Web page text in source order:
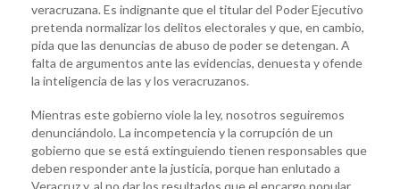
veracruzana. Es indignante que el titular del Poder Ejecutivo
pretenda normalizar los delitos electorales y que, en cambio,
pida que las denuncias de abuso de poder se detengan. A
falta de argumentos ante las evidencias, denuesta y ofende
la inteligencia de las y los veracruzanos.
Mientras este gobierno viole la ley, nosotros seguiremos
denunciándolo. La incompetencia y la corrupción de un
gobierno que se está extinguiendo tienen responsables que
deben responder ante la justicia, porque han enlutado a
Veracruz y, al no dar los resultados que el encargo popular